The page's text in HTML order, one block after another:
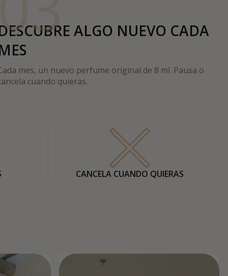
ALGO NUEVO CADA
mes, un nuevo perfume original de 8 ml. Pausa o
cuando quieras.
CANCELA CUANDO QUIERAS